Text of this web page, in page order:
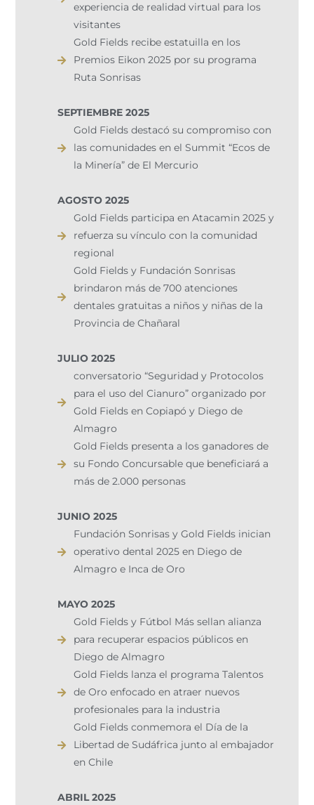
experiencia de realidad virtual para los
visitantes
Gold Fields recibe estatuilla en los
Premios Eikon 2025 por su programa
Ruta Sonrisas
SEPTIEMBRE 2025
Gold Fields destacó su compromiso con
las comunidades en el Summit “Ecos de
la Minería” de El Mercurio
AGOSTO 2025
Gold Fields participa en Atacamin 2025 y
refuerza su vínculo con la comunidad
regional
Gold Fields y Fundación Sonrisas
brindaron más de 700 atenciones
dentales gratuitas a niños y niñas de la
Provincia de Chañaral
JULIO 2025
conversatorio “Seguridad y Protocolos
para el uso del Cianuro” organizado por
Gold Fields en Copiapó y Diego de
Almagro
Gold Fields presenta a los ganadores de
su Fondo Concursable que beneficiará a
más de 2.000 personas
JUNIO 2025
Fundación Sonrisas y Gold Fields inician
operativo dental 2025 en Diego de
Almagro e Inca de Oro
MAYO 2025
Gold Fields y Fútbol Más sellan alianza
para recuperar espacios públicos en
Diego de Almagro
Gold Fields lanza el programa Talentos
de Oro enfocado en atraer nuevos
profesionales para la industria
Gold Fields conmemora el Día de la
Libertad de Sudáfrica junto al embajador
en Chile
ABRIL 2025